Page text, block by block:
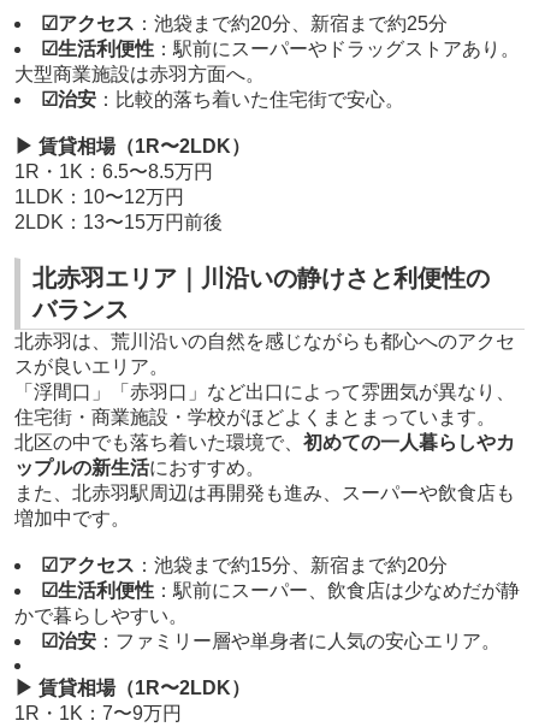
☑アクセス ：池袋まで約20分、新宿まで約25分
☑生活利便性：駅前にスーパーやドラッグストアあり。
大型商業施設は赤羽方面へ。
☑治安：比較的落ち着いた住宅街で安心。
▶ 賃貸相場（1R〜2LDK）
1R・1K：6.5〜8.5万円
1LDK：10〜12万円
2LDK：13〜15万円前後
北赤羽エリア｜川沿いの静けさと利便性の
バランス
北赤羽は、荒川沿いの自然を感じながらも都心へのアクセ
スが良いエリア。
「浮間口」「赤羽口」など出口によって雰囲気が異なり、
住宅街・商業施設・学校がほどよくまとまっています。
北区の中でも落ち着いた環境で、 初めての一人暮らしやカ
ップルの新生活におすすめ。
また、北赤羽駅周辺は再開発も進み、スーパーや飲食店も
増加中です。
☑アクセス ：池袋まで約15分、新宿まで約20分
☑生活利便性：駅前にスーパー、飲食店は少なめだが静
かで暮らしやすい。
☑治安：ファミリー層や単身者に人気の安心エリア。
▶ 賃貸相場（1R〜2LDK）
1R・1K：7〜9万円